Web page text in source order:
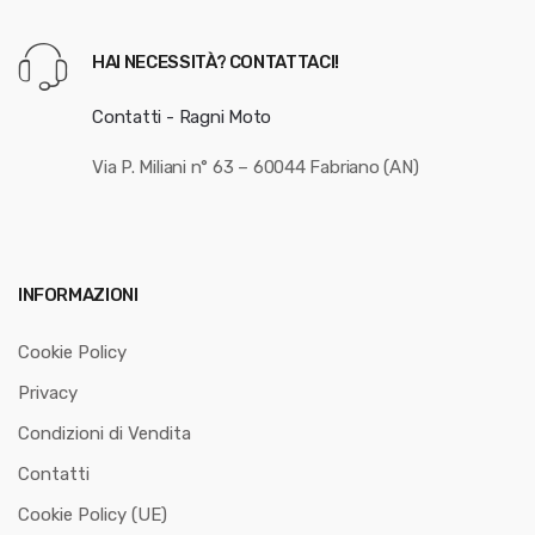
HAI NECESSITÀ? CONTATTACI!
Contatti - Ragni Moto
Via P. Miliani n° 63 – 60044 Fabriano (AN)
INFORMAZIONI
Cookie Policy
Privacy
Condizioni di Vendita
Contatti
Cookie Policy (UE)